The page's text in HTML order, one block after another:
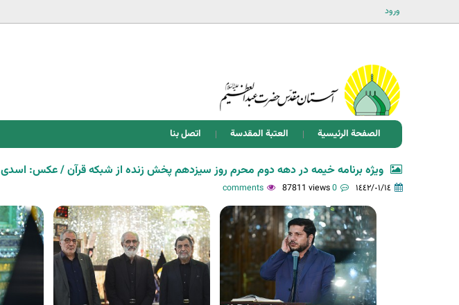
ورود
الصفحة الرئيسية العتبة المقدسة اتصل بنا
ویژه برنامه خیمه در دهه دوم محرم روز سیزدهم پخش زنده از شبکه قرآن / عکس: اسدی
١٤٤٢/٠١/١٤ 0 comments
87811 views